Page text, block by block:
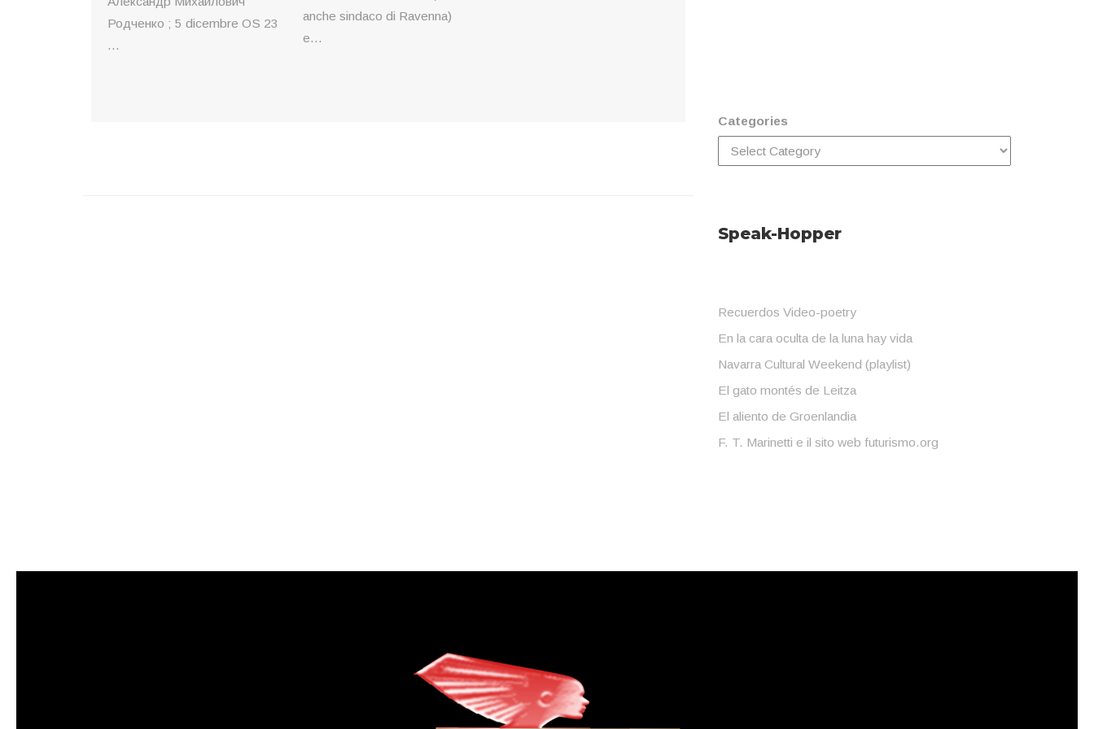
anche sindaco di Ravenna)
e...
Родченко ; 5 dicembre OS 23
...
Categories
Speak-Hopper
Recuerdos Video-poetry
En la cara oculta de la luna hay vida
Navarra Cultural Weekend (playlist)
El gato montés de Leitza
El aliento de Groenlandia
F. T. Marinetti e il sito web futurismo.org